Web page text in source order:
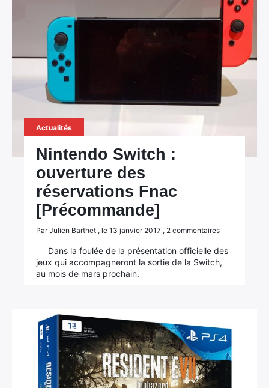
Actualités
Nintendo Switch :
ouverture des
réservations Fnac
[Précommande]
Par Julien Barthet , le 13 janvier 2017 , 2 commentaires
Dans la foulée de la présentation officielle des
jeux qui accompagneront la sortie de la Switch,
au mois de mars prochain.
Rechercher